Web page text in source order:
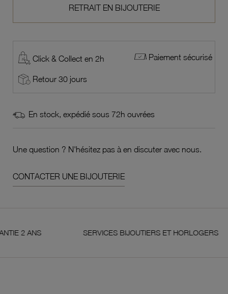
RETRAIT EN BIJOUTERIE
Click & Collect en 2h Paiement sécurisé
Retour 30 jours
En stock, expédié sous 72h ouvrées
Une question ? N'hésitez pas à en discuter avec nous.
CONTACTER UNE BIJOUTERIE
SERVICES BIJOUTIERS ET HORLOGERS